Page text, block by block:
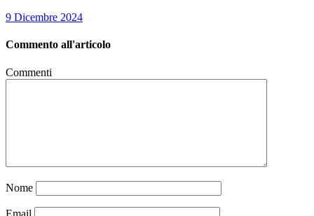
9 Dicembre 2024
Commento all'articolo
Commenti
Nome
Email